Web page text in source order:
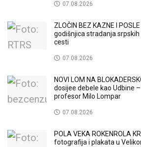
07.08.2026
ZLOČIN BEZ KAZNE I
godišnjica stradanja
cesti
07.08.2026
NOVI LOM NA
dosijee debele kao Udbine
profesor Milo Lompar
07.08.2026
POLA VEKA ROKENROLA
fotografija i plakata u